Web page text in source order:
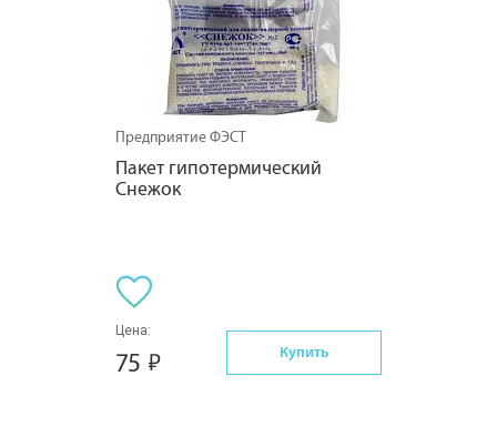
Предприятие ФЭСТ
Пакет гипотермический
Снежок
Цена:
75 Купить